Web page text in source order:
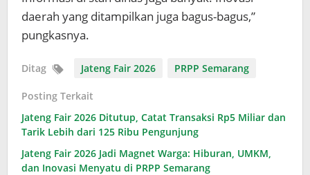
daerah yang ditampilkan juga bagus-bagus,”
pungkasnya.
Ditag Jateng Fair 2026 PRPP Semarang
Posting Terkait
Jateng Fair 2026 Ditutup, Catat Transaksi Rp5 Miliar dan
Tarik Lebih dari 125 Ribu Pengunjung
Jateng Fair 2026 Jadi Magnet Warga: Hiburan, UMKM,
dan Inovasi Menyatu di PRPP Semarang